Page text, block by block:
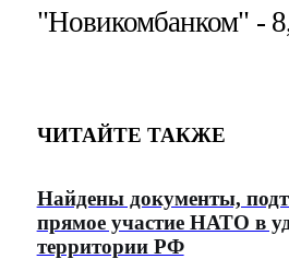
"Новикомбанком" -
ЧИТАЙТЕ ТАКЖЕ
Найдены документы,
прямое участие НАТО в
территории РФ